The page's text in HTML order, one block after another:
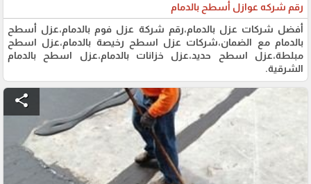
رقم شركه عوازل أسطح بالدمام
أفضل شركات عزل بالدمام،رقم شركة عزل فوم بالدمام،عزل أسطح
بالدمام مع الضمان،شركات عزل اسطح رخيصة بالدمام،عزل اسطح
مبلطة،عزل اسطح حديد،عزل خزانات بالدمام،عزل اسطح بالدمام
الشرقية.
share